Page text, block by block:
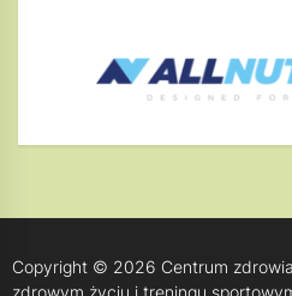
Copyright © 2026 Centrum
zdrowym życiu i treningu